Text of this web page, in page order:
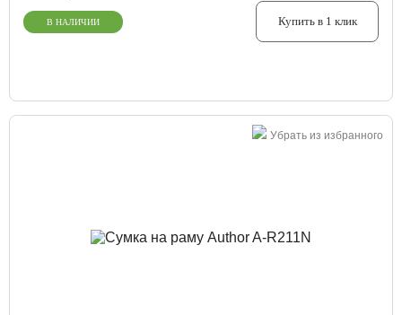
В НАЛИЧИИ Купить в 1 клик
Убрать из избранного